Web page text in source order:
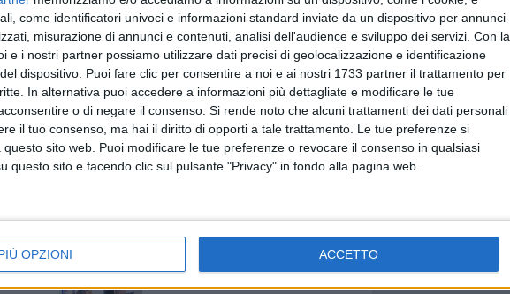
come identificatori univoci e informazioni standard inviate da un dispositivo per annunci
misurazione di annunci e contenuti, analisi dell'audience e sviluppo dei servizi. Con la
e i nostri partner possiamo utilizzare dati precisi di geolocalizzazione e identificazione
dispositivo. Puoi fare clic per consentire a noi e ai nostri 1733 partner il trattamento per
In alternativa puoi accedere a informazioni più dettagliate e modificare le tue
o di negare il consenso. Si rende noto che alcuni trattamenti dei dati personali
il tuo consenso, ma hai il diritto di opporti a tale trattamento. Le tue preferenze si
sito web. Puoi modificare le tue preferenze o revocare il consenso in qualsiasi
questo sito e facendo clic sul pulsante "Privacy" in fondo alla pagina web.
OPZIONI ACCETTO
in attesa di giudizio.
su chiamata di alcuni passanti, è intervenuta per
(BA), che riportava contusioni ed escoriazioni al
da M.Z. 31enne e sua moglie M.A. 23enne. Il
per futilissimi motivi e per tutti e tre si è proceduto
"Aiutaci a fare i cartoni", parte la
campagna per la raccolta sulla
costa barese